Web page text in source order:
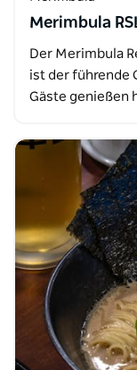
Merimbula
Der Merimbula
ist der führende
Gäste genießen